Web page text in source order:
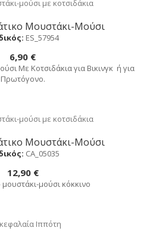
ΑγοράΜουστάκι-Μούσι
ES_57954
6,90 €
Με Κοτσιδάκια για Βικινγκ ή για
Πρωτόγονο.
ΑγοράΜουστάκι-Μούσι
CA_05035
12,90 €
μούσι κόκκινο